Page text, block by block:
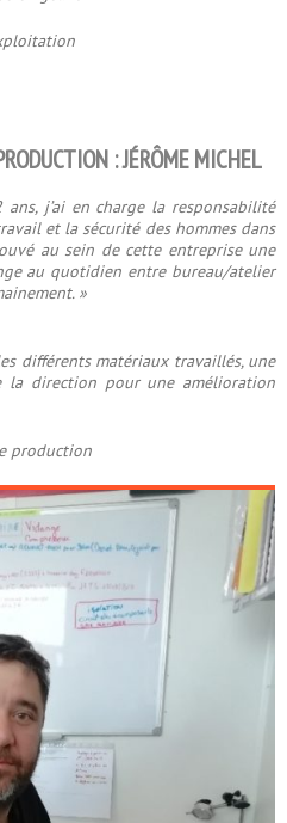
: JÉRÔME MICHEL
j’ai en charge la responsabilité
et la sécurité des hommes dans
au sein de cette entreprise une
au quotidien entre bureau/atelier
»
différents matériaux travaillés, une
la direction pour une amélioration
production